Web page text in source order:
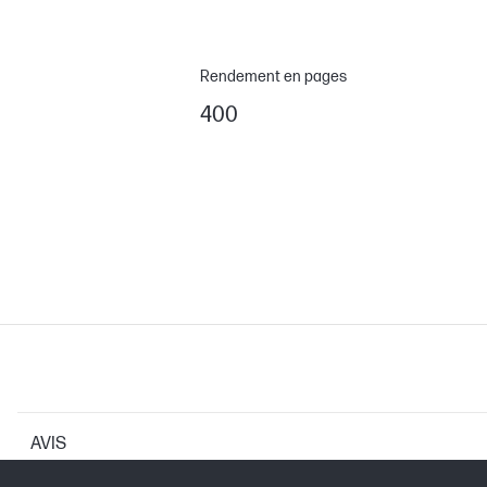
Rendement en pages
400
AVIS